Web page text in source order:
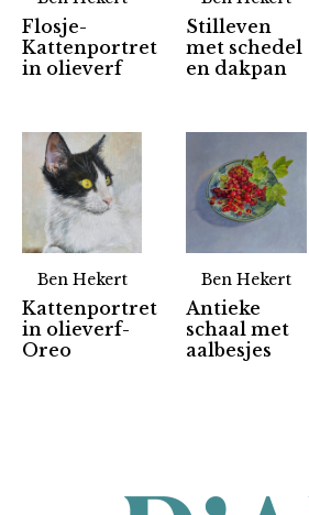
Flosje-
Kattenportret
in olieverf
Stilleven
met schedel
en dakpan
Ben Hekert
Kattenportret
in olieverf-
Oreo
Ben Hekert
Antieke
schaal met
aalbesjes
Partners